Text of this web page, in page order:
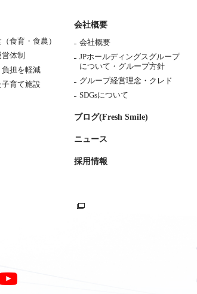
食育・食農）
体制
担を軽減
育て施設
会社概要
会社概要
JPホールディングスグループ
について・ グループ方針
グループ経営理念・クレド
SDGsについて
ブログ(Fresh Smile)
ニュース
採用情報